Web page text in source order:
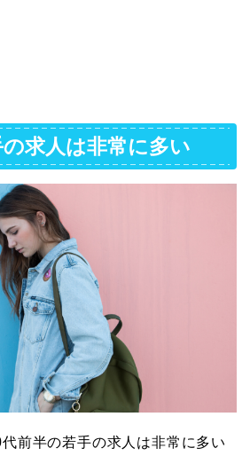
求人は非常に多い
前半の若手の求人は非常に多い